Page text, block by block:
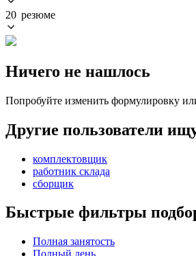
20 резюме
Ничего не нашлось
Попробуйте изменить формулировку
Другие пользователи
комплектовщик
работник склада
сборщик
Быстрые фильтры
Полная занятость